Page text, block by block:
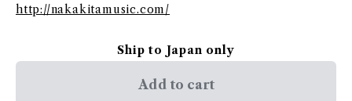
http://nakakitamusic.com/
Ship to Japan only
Add to cart